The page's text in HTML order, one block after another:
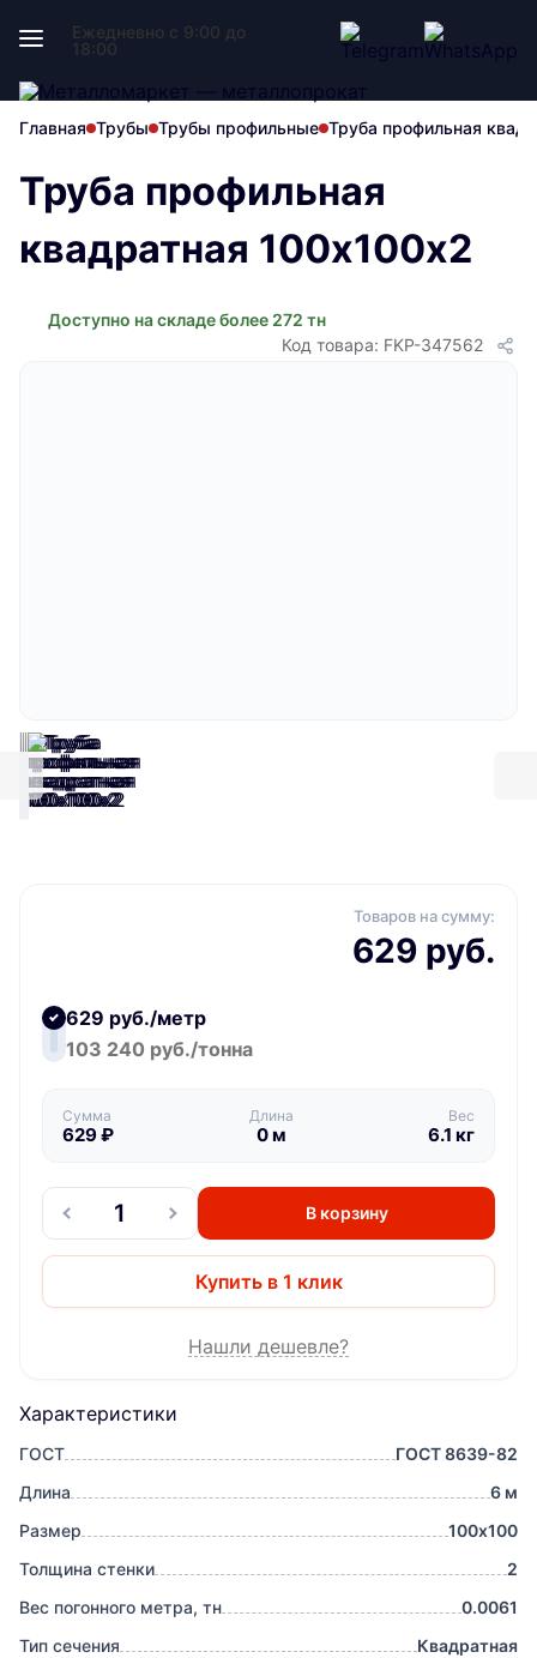
Ежедневно с 9:00 до
18:00
Главная Трубы Трубы профильные Труба профильная
Труба профильная
квадратная 100х100х2
Доступно на складе более 272 тн
Код товара: FKP-347562
Характеристики
ГОСТ
ГОСТ 8639-82
Длина
6 м
Размер
100х100
Толщина стенки
2
Вес погонного метра, тн
0.0061
Тип сечения
Квадратная
Товаров на сумму:
629 руб.
629 руб./метр
103 240 руб./тонна
Сумма
629₽
Длина
0м
Вес
6.1 кг
В корзину
Купить в 1 клик
Нашли дешевле?